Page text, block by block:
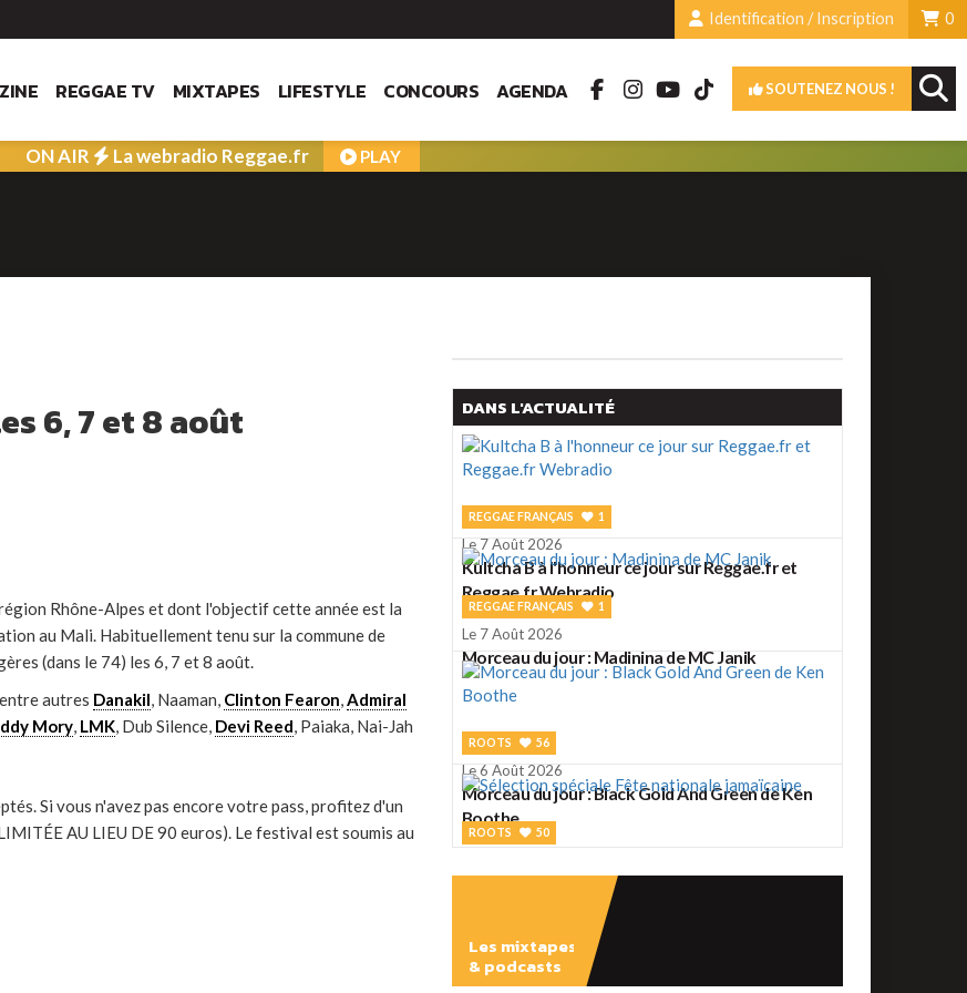
0
Identification / Inscription
REGGAE TV MIXTAPES LIFESTYLE CONCOURS AGENDA SOUTENEZ NOUS !
ON AIR La webradio Reggae.fr PLAY
6, 7 et 8 août
Rhône-Alpes et dont l'objectif cette année est la
au Mali. Habituellement tenu sur la commune de
(dans le 74) les 6, 7 et 8 août.
autres Danakil, Naaman, Clinton Fearon,Admiral
Mory, LMK, Dub Silence, Devi Reed, Paiaka, Nai-Jah
Si vous n'avez pas encore votre pass, profitez d'un
AU LIEU DE 90 euros). Le festival est soumis au
DANS L'ACTUALITÉ
REGGAE FRANÇAIS 1
Le 7 Août 2026
Kultcha B à l'honneur ce jour sur Reggae.fr et
Reggae.fr Webradio
REGGAE FRANÇAIS 1
Le 7 Août 2026
Morceau du jour : Madinina de MC Janik
ROOTS 56
Le 6 Août 2026
Morceau du jour : Black Gold And Green de Ken
Boothe
ROOTS 50
Sélection spéciale Fête nationale jamaïcaine
ROOTS 2
Les mixtapes
& podcasts